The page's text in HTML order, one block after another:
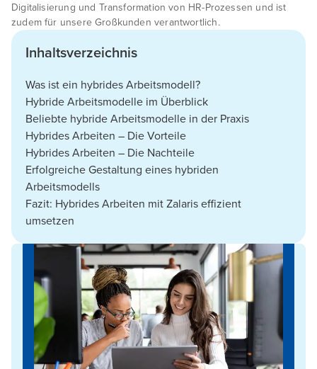
Digitalisierung und Transformation von HR-Prozessen und ist
zudem für unsere Großkunden verantwortlich.
Inhaltsverzeichnis
Was ist ein hybrides Arbeitsmodell?
Hybride Arbeitsmodelle im Überblick
Beliebte hybride Arbeitsmodelle in der Praxis
Hybrides Arbeiten – Die Vorteile
Hybrides Arbeiten – Die Nachteile
Erfolgreiche Gestaltung eines hybriden
Arbeitsmodells
Fazit: Hybrides Arbeiten mit Zalaris effizient
umsetzen